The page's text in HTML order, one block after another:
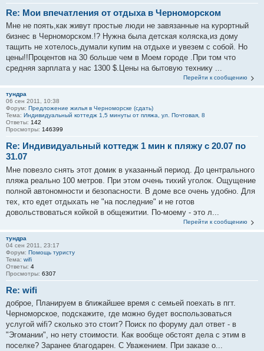
Re: Мои впечатления от отдыха в Черноморском
Мне не поять,как живут простые люди не завязанные на курортный
бизнес в Черноморском.!? Нужна была детская коляска,из дому
тащить не хотелось,думали купим на отдыхе и увезем с собой. Но
цены!!Процентов на 30 больше чем в Моем городе .При том что
средняя зарплата у нас 1300 $.Цены на бытовую технику ...
Перейти к сообщению
тундра
06 сен 2011, 10:38
Форум: Предложение жилья в Черноморске (сдать)
Тема: Индивидуальный коттедж 1,5 минуты от пляжа, ул. Почтовая, 8
Ответы: 142
Просмотры: 146399
Re: Индивидуальный коттедж 1 мин к пляжу с 20.07 по
31.07
Мне повезло снять этот домик в указанный период. До центрального
пляжа реально 100 метров. При этом очень тихий уголок. Ощущение
полной автономности и безопасности. В доме все очень удобно. Для
тех, кто едет отдыхать не "на последние" и не готов
довольствоваться койкой в общежитии. По-моему - это л...
Перейти к сообщению
тундра
04 сен 2011, 23:17
Форум: Помощь туристу
Тема: wifi
Ответы: 4
Просмотры: 6307
Re: wifi
доброе, Планируем в ближайшее время с семьей поехать в пгт.
Черноморское, подскажите, где можно будет воспользоваться
услугой wifi? сколько это стоит? Поиск по форуму дал ответ - в
"Эгомании", но нету стоимости. Как вообще обстоят дела с этим в
поселке? Заранее благодарен. С Уважением. При заказе о...